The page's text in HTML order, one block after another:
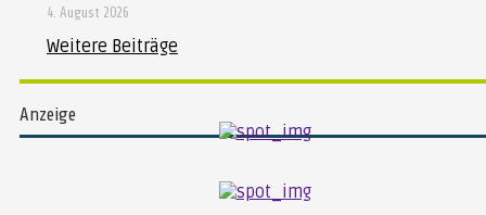
4. August 2026
Weitere Beiträge
Anzeige